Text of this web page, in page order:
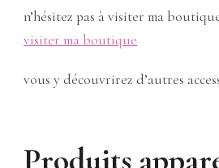
n’hésitez pas à visiter ma
visiter ma boutique
vous y découvrirez d’autres
Produits